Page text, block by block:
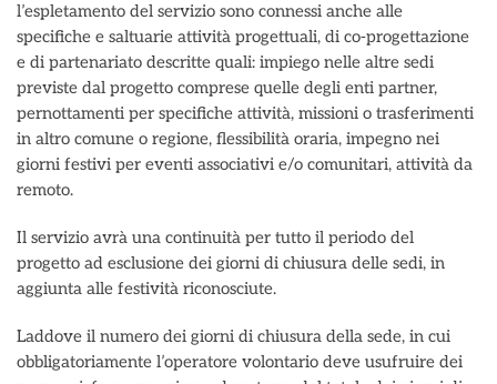
l’espletamento del servizio sono connessi anche alle
specifiche e saltuarie attività progettuali, di co-progettazione
e di partenariato descritte quali: impiego nelle altre sedi
previste dal progetto comprese quelle degli enti partner,
pernottamenti per specifiche attività, missioni o trasferimenti
in altro comune o regione, flessibilità oraria, impegno nei
giorni festivi per eventi associativi e/o comunitari, attività da
remoto.
Il servizio avrà una continuità per tutto il periodo del
progetto ad esclusione dei giorni di chiusura delle sedi, in
aggiunta alle festività riconosciute.
Laddove il numero dei giorni di chiusura della sede, in cui
obbligatoriamente l’operatore volontario deve usufruire dei